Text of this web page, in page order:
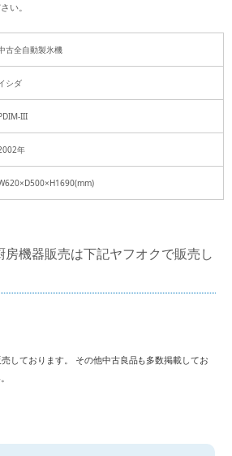
い。
古全自動製氷機
シダ
III
年
房機器販売は下記ヤフオクで販売し
しております。 その他中古良品も多数掲載してお